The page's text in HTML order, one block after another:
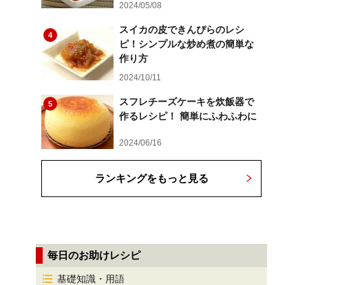
2024/05/08
4
スイカの皮できんぴらのレシ
ピ！シンプルな炒め煮の簡単な
作り方
2024/10/11
5
スフレチーズケーキを炊飯器で
作るレシピ！ 簡単にふわふわに
2024/06/16
ランキングをもっと見る
毎日のお助けレシピ
基礎知識・用語